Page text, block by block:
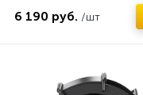
6 190 руб. /шт